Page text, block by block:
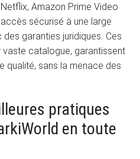
Amazon Prime Video
sécurisé à une large
garanties juridiques. Ces
vaste catalogue, garantissent
qualité, sans la menace des
pratiques
en toute